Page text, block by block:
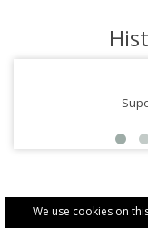
We use cookies on